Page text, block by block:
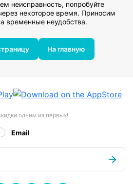
неисправность, попробуйте
некоторое время. Приносим
временные неудобства.
На главную
одним из первых!
Email